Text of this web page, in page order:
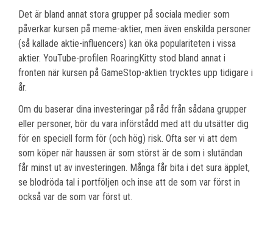
Det är bland annat stora grupper på sociala medier som
påverkar kursen på meme-aktier, men även enskilda personer
(så kallade aktie-influencers) kan öka populariteten i vissa
aktier. YouTube-profilen RoaringKitty stod bland annat i
fronten när kursen på GameStop-aktien trycktes upp tidigare i
år.
Om du baserar dina investeringar på råd från sådana grupper
eller personer, bör du vara införstådd med att du utsätter dig
för en speciell form för (och hög) risk. Ofta ser vi att dem
som köper när haussen är som störst är de som i slutändan
får minst ut av investeringen. Många får bita i det sura äpplet,
se blodröda tal i portföljen och inse att de som var först in
också var de som var först ut.